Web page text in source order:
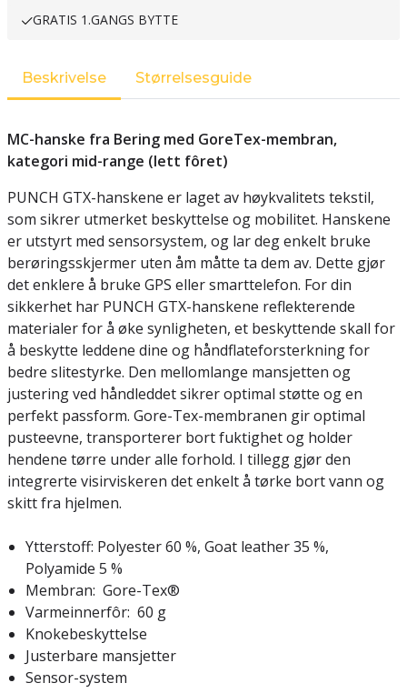
GRATIS 1.GANGS BYTTE
Beskrivelse Størrelsesguide
MC-hanske fra Bering med GoreTex-membran,
kategori mid-range (lett fôret)
PUNCH GTX-hanskene er laget av høykvalitets tekstil,
som sikrer utmerket beskyttelse og mobilitet. Hanskene
er utstyrt med sensorsystem, og lar deg enkelt bruke
berøringsskjermer uten åm måtte ta dem av. Dette gjør
det enklere å bruke GPS eller smarttelefon. For din
sikkerhet har PUNCH GTX-hanskene reflekterende
materialer for å øke synligheten, et beskyttende skall for
å beskytte leddene dine og håndflateforsterkning for
bedre slitestyrke. Den mellomlange mansjetten og
justering ved håndleddet sikrer optimal støtte og en
perfekt passform. Gore-Tex-membranen gir optimal
pusteevne, transporterer bort fuktighet og holder
hendene tørre under alle forhold. I tillegg gjør den
integrerte visirviskeren det enkelt å tørke bort vann og
skitt fra hjelmen.
Ytterstoff: Polyester 60 %, Goat leather 35 %,
Polyamide 5 %
Membran: Gore-Tex®
Varmeinnerfôr: 60 g
Knokebeskyttelse
Justerbare mansjetter
Sensor-system